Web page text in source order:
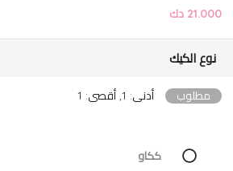
21.000 دك
نوع الكيك
مطلوب أدنى: 1, أقصى: 1
ككاو